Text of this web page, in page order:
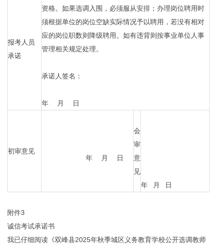
报考人员
承诺
资格。如果选调入围，必须服从安排；办理岗位聘用时
须根据单位的岗位空缺实际情况予以聘用，若没有相对
应的岗位职数则降级聘用。如有违背则按事业单位人事
管理相关规定处理。
承诺人签名：
年 月 日
初审意见
年 月 日
会
审
意
见
年 月 日
附件3
诚信考试承诺书
我已仔细阅读《双峰县2025年秋季城区义务教育学校公开选调教师